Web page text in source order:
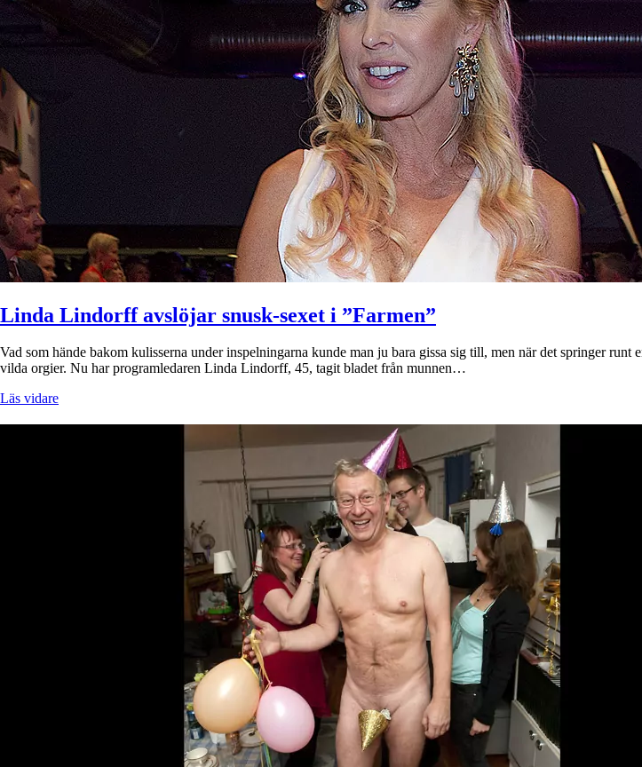
Linda Lindorff avslöjar snusk-sexet i ”Farmen”
Vad som hände bakom kulisserna under inspelningarna kunde man ju bara gissa sig till, men när det springer
vilda orgier. Nu har programledaren Linda Lindorff, 45, tagit bladet från munnen…
Läs vidare